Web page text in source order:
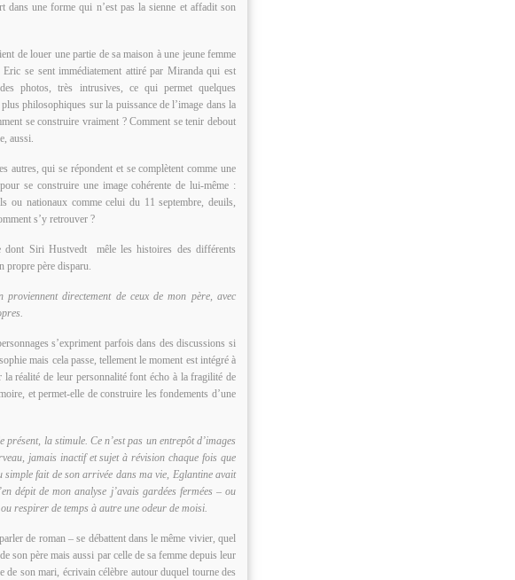
dans une forme qui n’est pas la sienne et affadit son
de louer une partie de sa maison à une jeune femme
se sent immédiatement attiré par Miranda qui est
photos, très intrusives, ce qui permet quelques
philosophiques sur la puissance de l’image dans la
se construire vraiment ? Comment se tenir debout
aussi.
autres, qui se répondent et se complètent comme une
se construire une image cohérente de lui-même :
ou nationaux comme celui du 11 septembre, deuils,
s’y retrouver ?
dont Siri Hustvedt mêle les histoires des différents
propre père disparu.
directement de ceux de mon père, avec
s’expriment parfois dans des discussions si
mais cela passe, tellement le moment est intégré à
réalité de leur personnalité font écho à la fragilité de
et permet-elle de construire les fondements d’une
la stimule. Ce n’est pas un entrepôt d’images
jamais inactif et sujet à révision chaque fois que
simple fait de son arrivée dans ma vie, Eglantine avait
dépit de mon analyse j’avais gardées fermées – ou
respirer de temps à autre une odeur de moisi.
de roman – se débattent dans le même vivier, quel
son père mais aussi par celle de sa femme depuis leur
son mari, écrivain célèbre autour duquel tourne des